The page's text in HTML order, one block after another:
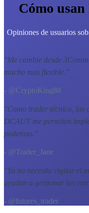
Cómo
Opiniones de usuarios
"Me cambie desde
mucho mas flexible."
- @CryptoKing88
"Como trader técnico, las
DCAUT me permiten
poderoso."
- @Trader_Jane
"Ya no necesito vigilar el
ayudan a gestionar las
- @futures_trader